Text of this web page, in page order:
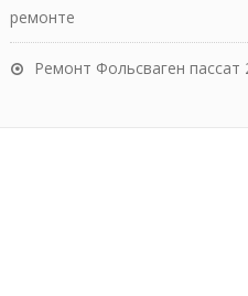
ремонте
Ремонт Фольсваген пассат